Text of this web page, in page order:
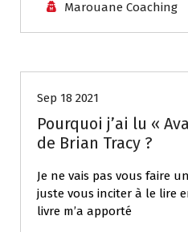
Marouane Coaching
Sep 18 2021
Pourquoi j’ai lu «
de Brian Tracy ?
Je ne vais pas vous faire
juste vous inciter à le lire
livre m’a apporté